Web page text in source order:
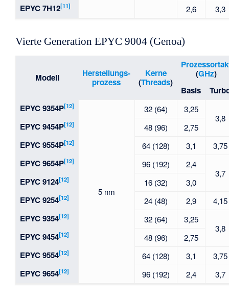
EPYC 7H12[11] 2,6 3,3
Vierte Generation EPYC 9004 (Genoa)
Modell
Herstellungs-
prozess
Kerne
(Threads)
(GHz)
Basis
EPYC 9354P[12]
5 nm
32 (64)
3,25
3,8
EPYC 9454P[12] 48 (96) 2,75
EPYC 9554P[12] 64 (128) 3,1 3,75
EPYC 9654P[12] 96 (192)
2,4
3,7
EPYC 9124[12] 16 (32) 3,0
EPYC 9254[12] 24 (48) 2,9 4,15
EPYC 9354[12] 32 (64)
3,25
3,8
EPYC 9454[12] 48 (96) 2,75
EPYC 9554[12] 64 (128) 3,1 3,75
EPYC 9654[12] 96 (192) 2,4 3,7